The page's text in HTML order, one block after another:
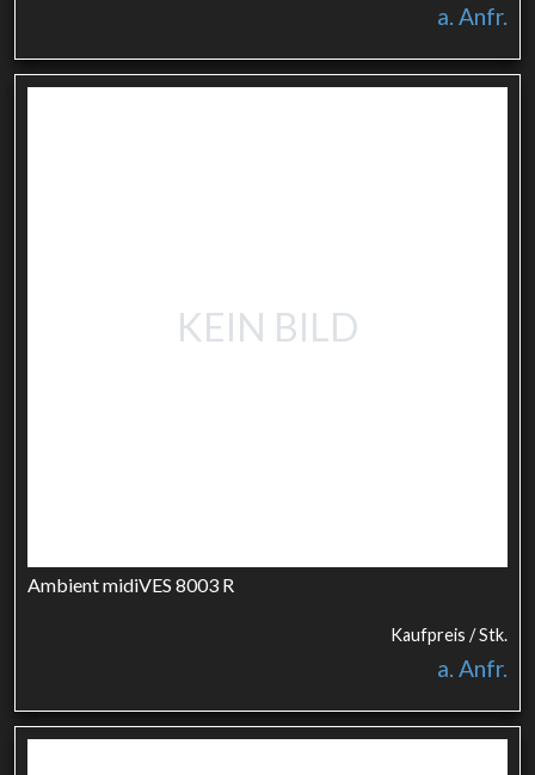
a. Anfr.
KEIN BILD
Ambient midiVES 8003 R
Kaufpreis / Stk.
a. Anfr.